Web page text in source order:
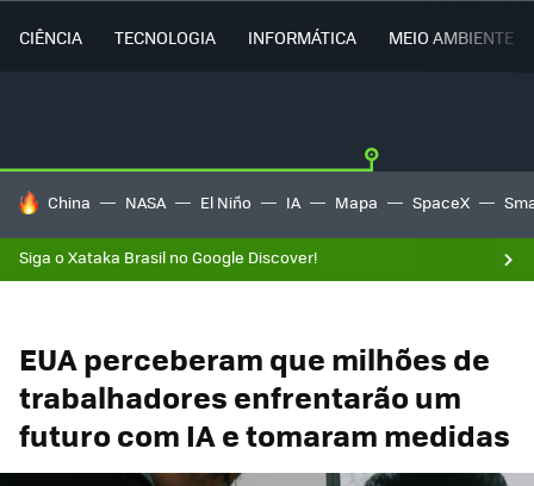
CIÊNCIA TECNOLOGIA INFORMÁTICA MEIO AMBIENTE
TENDÊNCIAS DO DIA
China NASA El Niño IA Mapa SpaceX
Siga o Xataka Brasil no Google Discover!
EUA perceberam que milhões de
trabalhadores enfrentarão um
futuro com IA e tomaram medidas